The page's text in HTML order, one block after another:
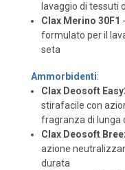
lavaggio di tessuti
Clax Merino 30F1
formulato per il
seta
Ammorbidenti:
Clax Deosoft
stirafacile con
fragranza di lunga
Clax Deosoft
azione
durata